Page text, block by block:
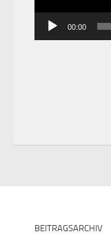
00:00
BEITRAGSARCHIV